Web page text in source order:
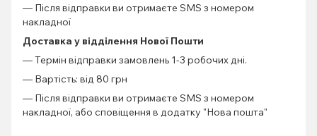
— Після відправки ви отримаєте SMS з номером
накладної
Доставка у відділення Нової Пошти
— Термін відправки замовлень 1-3 робочих дні.
— Вартість: від 80 грн
— Після відправки ви отримаєте SMS з номером
накладної, або сповіщення в додатку "Нова пошта"